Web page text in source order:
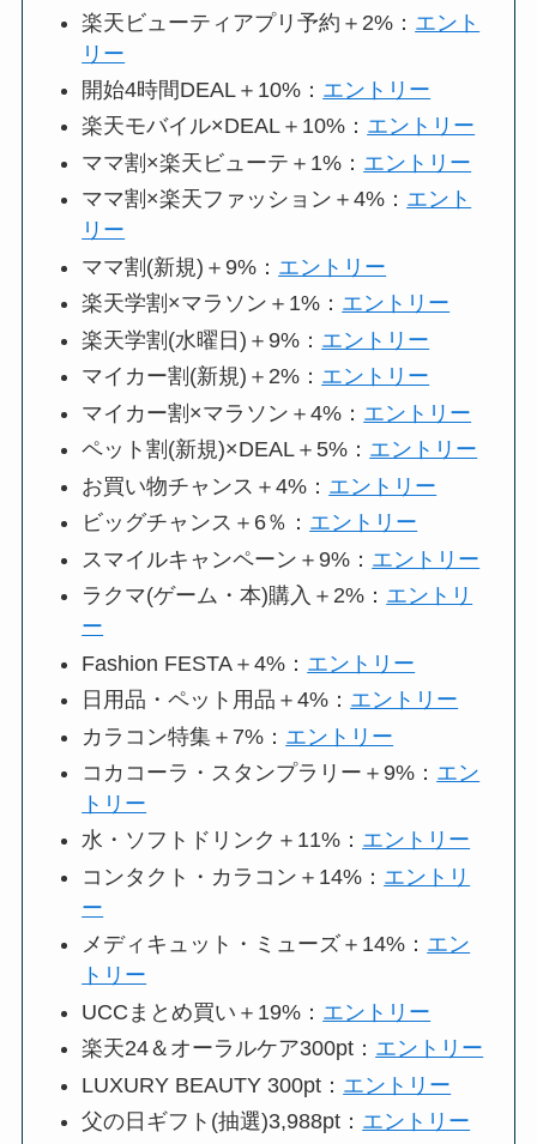
楽天ビューティアプリ予約＋2%： エント
リー
開始4時間DEAL＋10%： エントリー
楽天モバイル×DEAL＋10%： エントリー
ママ割×楽天ビューテ＋1%： エントリー
ママ割×楽天ファッション＋4%： エント
リー
ママ割(新規)＋9%： エントリー
楽天学割×マラソン＋1%： エントリー
楽天学割(水曜日)＋9%： エントリー
マイカー割(新規)＋2%： エントリー
マイカー割×マラソン＋4%： エントリー
ペット割(新規)×DEAL＋5%： エントリー
お買い物チャンス＋4%： エントリー
ビッグチャンス＋6％： エントリー
スマイルキャンペーン＋9%： エントリー
ラクマ(ゲーム・本)購入＋2%： エントリ
ー
Fashion FESTA＋4%： エントリー
日用品・ペット用品＋4%： エントリー
カラコン特集＋7%： エントリー
コカコーラ・スタンプラリー＋9%： エン
トリー
水・ソフトドリンク＋11%： エントリー
コンタクト・カラコン＋14%： エントリ
ー
メディキュット・ミューズ＋14%： エン
トリー
UCCまとめ買い＋19%： エントリー
楽天24＆オーラルケア300pt： エントリー
LUXURY BEAUTY 300pt： エントリー
父の日ギフト(抽選)3,988pt： エントリー